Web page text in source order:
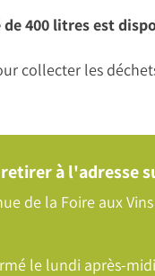
400 litres est
collecter les
à l'adresse
de la Foire aux
le lundi après-midi